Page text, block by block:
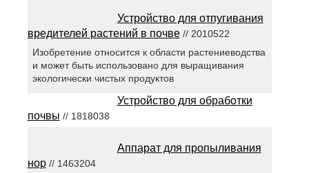
Устройство для отпугивания
вредителей растений в почве// 2010522
Изобретение относится к области растениеводства
и может быть использовано для выращивания
экологически чистых продуктов
Устройство для обработки
почвы // 1818038
Аппарат для пропыливания
нор// 1463204